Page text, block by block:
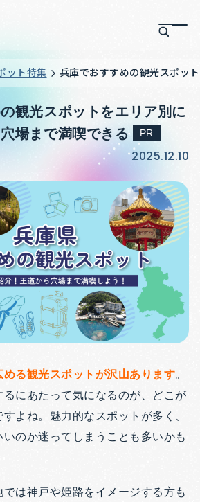
ット特集 兵庫でおすすめの観光スポッ
観光スポットをエリア別に
場まで満喫できる
PR
2025.12.10
る観光スポットが沢山あります。
にあたって気になるのが、どこが
よね。 魅力的なスポットが多く、
のか迷ってしまうことも多いかも
は神戸や姫路をイメージする方も